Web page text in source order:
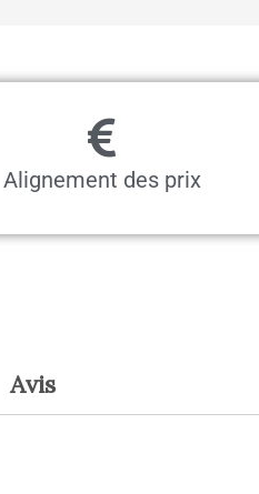
Alignement des prix
Avis